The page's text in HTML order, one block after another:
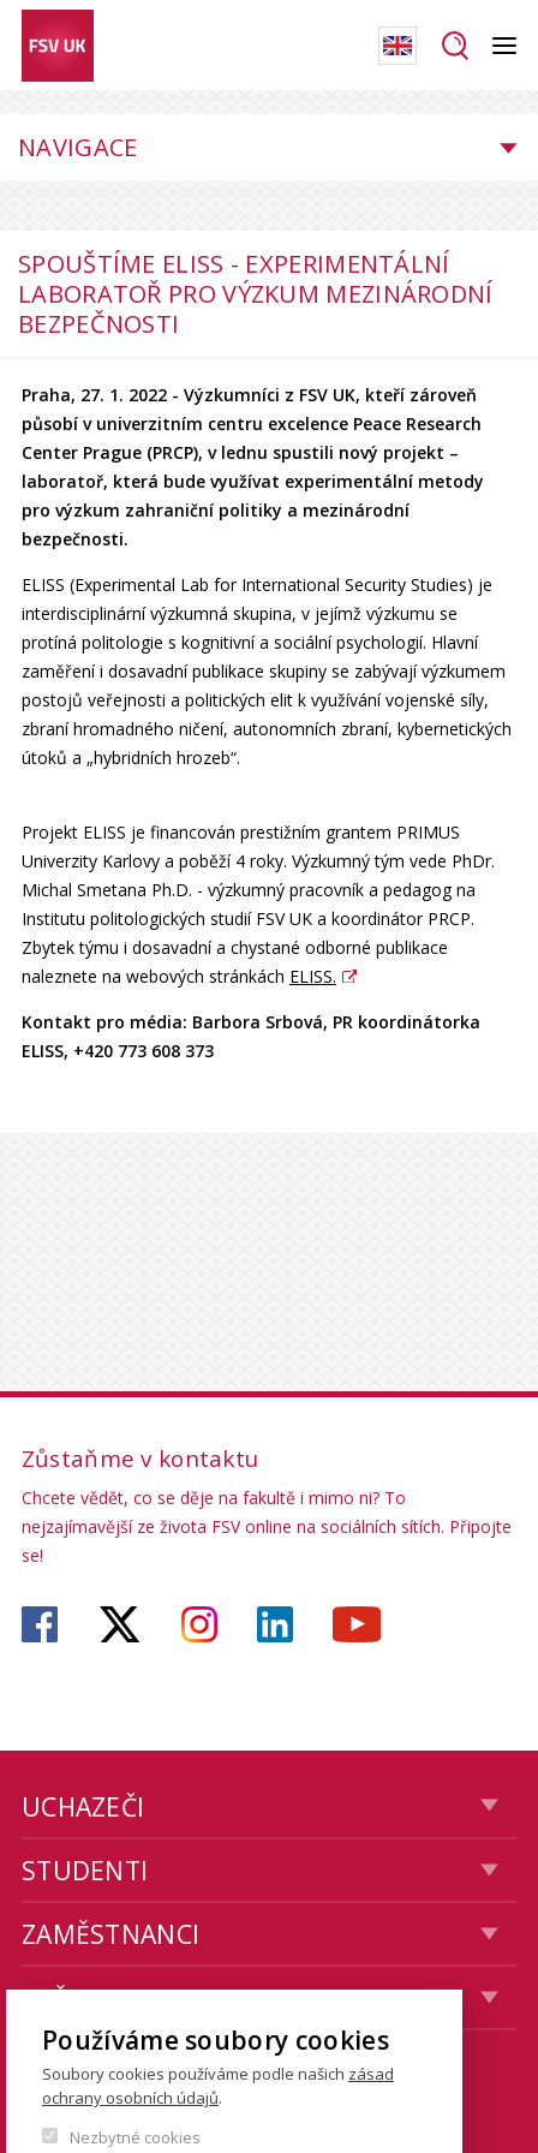
NAVIGACE
SPOUŠTÍME ELISS - EXPERIMENTÁLNÍ
LABORATOŘ PRO VÝZKUM MEZINÁRODNÍ
BEZPEČNOSTI
Praha, 27. 1. 2022 - Výzkumníci z FSV UK, kteří zároveň
působí v univerzitním centru excelence Peace Research
Center Prague (PRCP), v lednu spustili nový projekt –
laboratoř, která bude využívat experimentální metody
pro výzkum zahraniční politiky a mezinárodní
bezpečnosti.
ELISS (Experimental Lab for International Security Studies) je
interdisciplinární výzkumná skupina, v jejímž výzkumu se
protíná politologie s kognitivní a sociální psychologií. Hlavní
zaměření i dosavadní publikace skupiny se zabývají výzkumem
postojů veřejnosti a politických elit k využívání vojenské síly,
zbraní hromadného ničení, autonomních zbraní, kybernetických
útoků a „hybridních hrozeb“.
Projekt ELISS je financován prestižním grantem PRIMUS
Univerzity Karlovy a poběží 4 roky. Výzkumný tým vede PhDr.
Michal Smetana Ph.D. - výzkumný pracovník a pedagog na
Institutu politologických studií FSV UK a koordinátor PRCP.
Zbytek týmu i dosavadní a chystané odborné publikace
naleznete na webových stránkách ELISS.
Kontakt pro média: Barbora Srbová, PR koordinátorka
ELISS, +420 773 608 373
Zůstaňme v kontaktu
Chcete vědět, co se děje na fakultě i mimo ni? To
nejzajímavější ze života FSV online na sociálních sítích. Připojte
se!
UCHAZEČI
STUDENTI
ZAMĚSTNANCI
VEŘEJNOST
KONTAKTY
Fakulta sociálních věd
Používáme soubory cookies
Soubory cookies používáme podle našich zásad
ochrany osobních údajů.
Nezbytné cookies